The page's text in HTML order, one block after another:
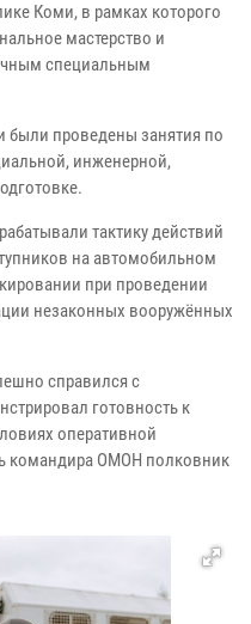
Коми, в рамках которого
мастерство и
специальным
были проведены занятия по
инженерной,
тактику действий
на автомобильном
при проведении
незаконных вооружённых
справился с
готовность к
оперативной
командира ОМОН полковник